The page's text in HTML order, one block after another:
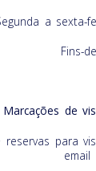
a sexta-
Fins-
Marcações de
reservas para
email